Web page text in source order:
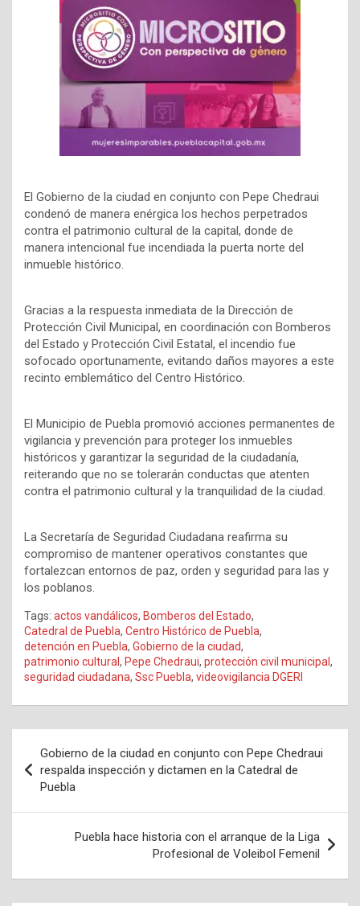
El Gobierno de la ciudad en conjunto con Pepe Chedraui
condenó de manera enérgica los hechos perpetrados
contra el patrimonio cultural de la capital, donde de
manera intencional fue incendiada la puerta norte del
inmueble histórico.
Gracias a la respuesta inmediata de la Dirección de
Protección Civil Municipal, en coordinación con Bomberos
del Estado y Protección Civil Estatal, el incendio fue
sofocado oportunamente, evitando daños mayores a este
recinto emblemático del Centro Histórico.
El Municipio de Puebla promovió acciones permanentes de
vigilancia y prevención para proteger los inmuebles
históricos y garantizar la seguridad de la ciudadanía,
reiterando que no se tolerarán conductas que atenten
contra el patrimonio cultural y la tranquilidad de la ciudad.
La Secretaría de Seguridad Ciudadana reafirma su
compromiso de mantener operativos constantes que
fortalezcan entornos de paz, orden y seguridad para las y
los poblanos.
Tags: actos vandálicos, Bomberos del Estado,
Catedral de Puebla, Centro Histórico de Puebla,
detención en Puebla, Gobierno de la ciudad,
patrimonio cultural, Pepe Chedraui, protección civil municipal,
seguridad ciudadana, Ssc Puebla, videovigilancia DGERI
de
entradas
Gobierno de la ciudad en conjunto con Pepe Chedraui
respalda inspección y dictamen en la Catedral de
Puebla
Puebla hace historia con el arranque de la Liga
Profesional de Voleibol Femenil